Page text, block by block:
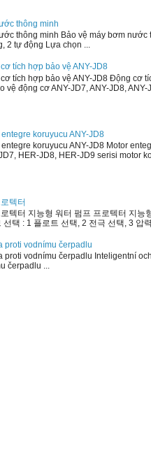
thông minh
thông minh Bảo vệ máy bơm
2 tự động Lựa chọn ...
tích hợp bảo vệ ANY-JD8
tích hợp bảo vệ ANY-JD8 Động cơ
vệ động cơ ANY-JD7, ANY-JD8, ANY-
entegre koruyucu ANY-JD8
entegre koruyucu ANY-JD8 Motor
HER-JD8, HER-JD9 serisi motor
텍터
텍터 지능형 워터 펌프 프로텍터 지능
선택 : 1 플로트 선택, 2 전극 선택, 3 압
proti vodnímu čerpadlu
proti vodnímu čerpadlu Inteligentní
čerpadlu ...